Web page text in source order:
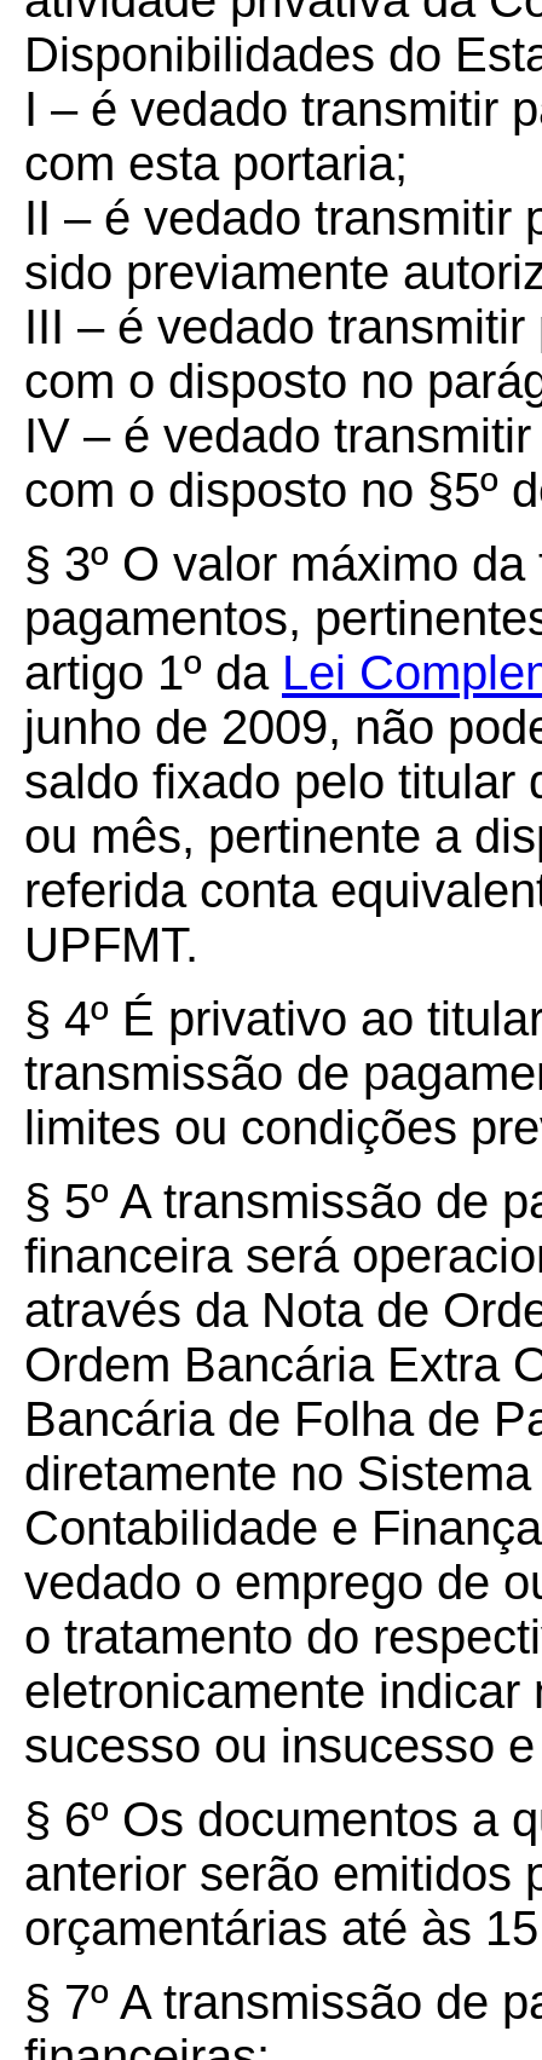
Disponibilidades do
I – é vedado transmitir
com esta portaria;
II – é vedado transmitir
sido previamente
III – é vedado
com o disposto no
IV – é vedado
com o disposto no §5º
§ 3º O valor máximo
pagamentos,
artigo 1º da Lei
junho de 2009, não
saldo fixado pelo titular
ou mês, pertinente a
referida conta
UPFMT.
§ 4º É privativo ao
transmissão de
limites ou condições
§ 5º A transmissão de
financeira será
através da Nota de
Ordem Bancária Extra
Bancária de Folha de
diretamente no
Contabilidade e
vedado o emprego de
o tratamento do
eletronicamente
sucesso ou insucesso
§ 6º Os documentos a
anterior serão emitidos
orçamentárias até às
§ 7º A transmissão de